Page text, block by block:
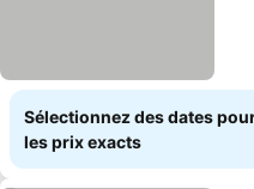
Sélectionnez des dates
les prix exacts